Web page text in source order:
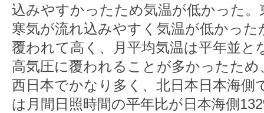
込みやすかったため気温が低かった
寒気が流れ込みやすく気温が低かっ
覆われて高く、月平均気温は平年並と
高気圧に覆われることが多かったため
西日本でかなり多く、北日本日本海側
は月間日照時間の平年比が日本海側